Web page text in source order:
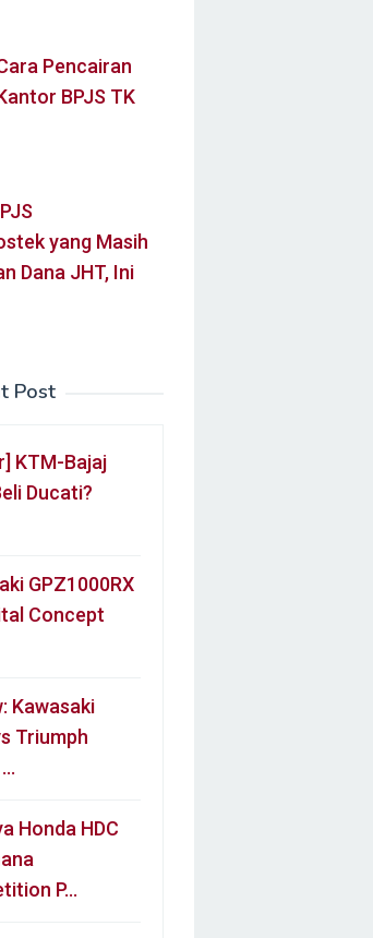
Pencairan
BPJS TK
yang Masih
Dana JHT, Ini
Post
KTM-Bajaj
Ducati?
GPZ1000RX
Concept
Kawasaki
Triumph
Honda HDC
P…